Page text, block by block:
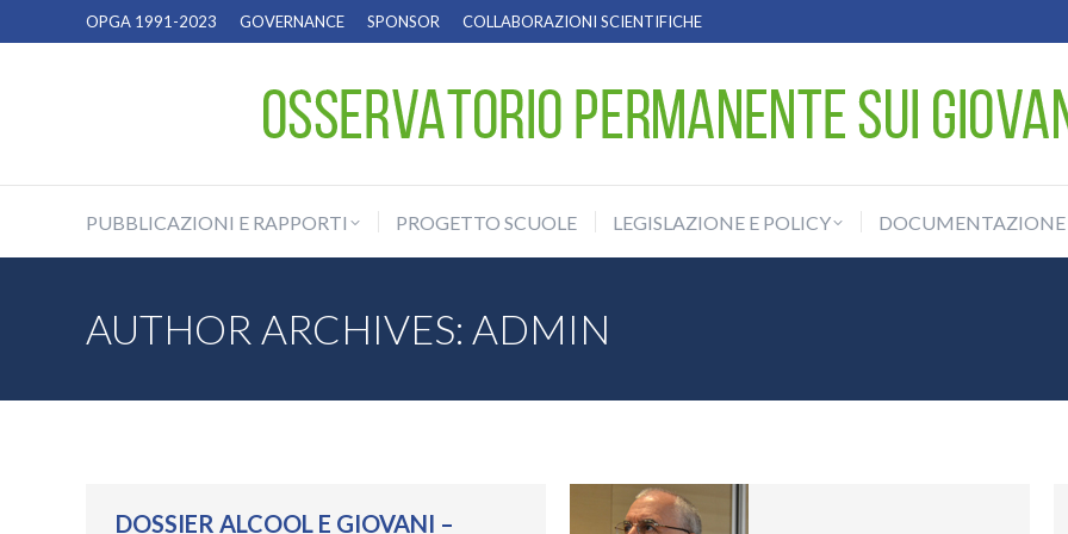
OPGA 1991-2023 GOVERNANCE SPONSOR COLLABORAZIONI SCIENTIFICHE
PUBBLICAZIONI E RAPPORTI PROGETTO SCUOLE LEGISLAZIONE E POLICY DOCUMENTAZIONE
AUTHOR ARCHIVES: ADMIN
DOSSIER ALCOOL E GIOVANI –